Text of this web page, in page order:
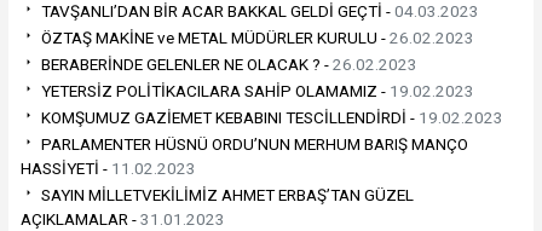
TAVŞANLI’DAN BİR ACAR BAKKAL GELDİ GEÇTİ -04.03.2023
ÖZTAŞ MAKİNE ve METAL MÜDÜRLER KURULU -26.02.2023
BERABERİNDE GELENLER NE OLACAK ? -26.02.2023
YETERSİZ POLİTİKACILARA SAHİP OLAMAMIZ - 19.02.2023
KOMŞUMUZ GAZİEMET KEBABINI TESCİLLENDİRDİ - 19.02.2023
PARLAMENTER HÜSNÜ ORDU’NUN MERHUM BARIŞ MANÇO
HASSİYETİ - 11.02.2023
SAYIN MİLLETVEKİLİMİZ AHMET ERBAŞ’TAN GÜZEL
AÇIKLAMALAR -31.01.2023